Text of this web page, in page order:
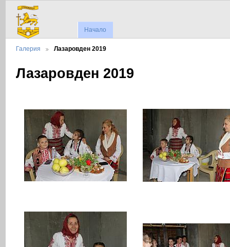
Начало
Галерия Лазаровден 2019
Лазаровден 2019